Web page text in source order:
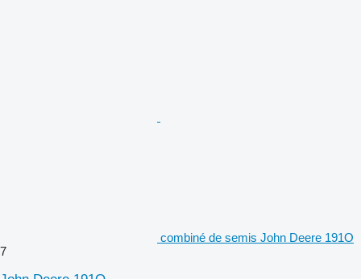
combiné de semis John Deere 191O
7